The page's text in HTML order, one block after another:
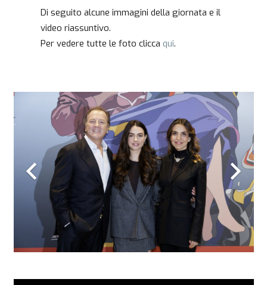
Di seguito alcune immagini della giornata e il
video riassuntivo.
Per vedere tutte le foto clicca qui.